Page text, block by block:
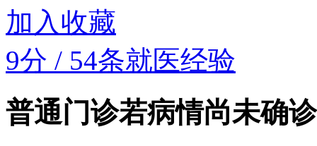
加入收藏
9分 / 54条就医经验
普通门诊若病情尚未确